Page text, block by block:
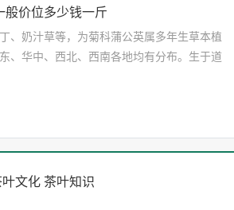
价位多少钱一斤
、奶汁草等，为菊科蒲公英属多年生草本植
、华中、西北、西南各地均有分布。生于道
文化茶叶知识